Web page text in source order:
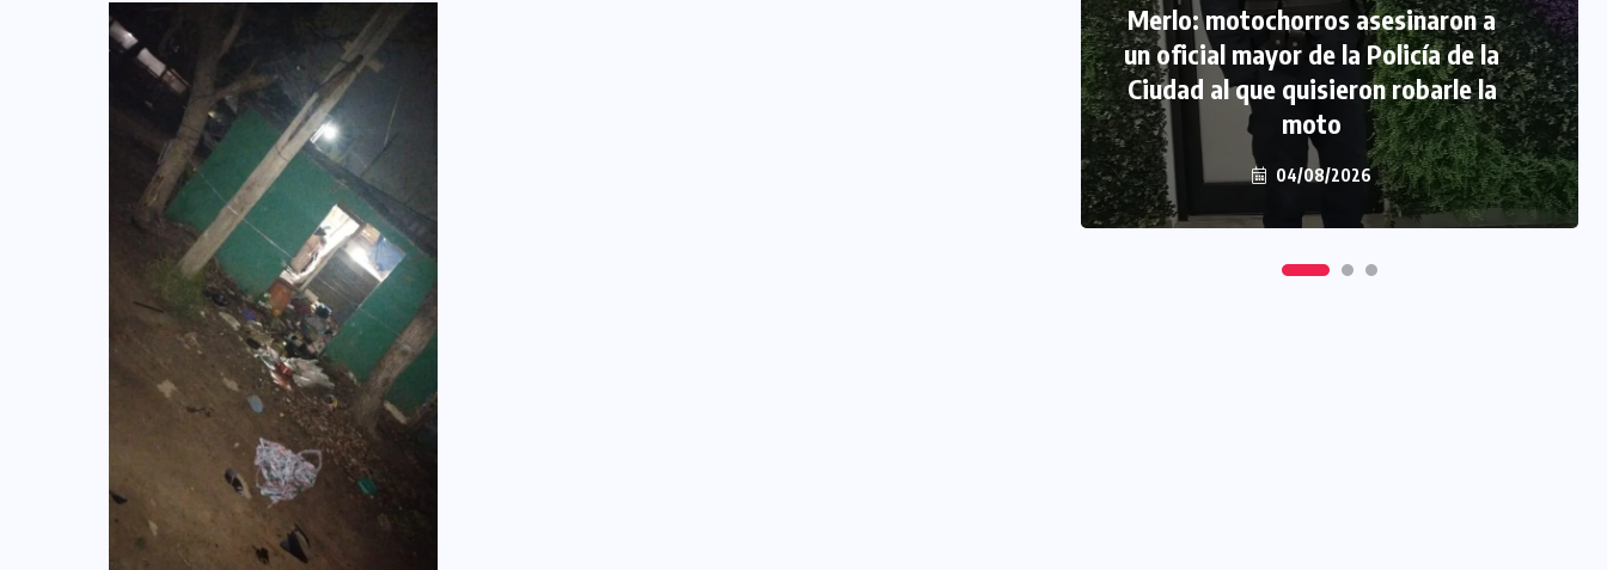
Merlo: cayó un exgendarme
señalado como sicario del
comerciante chino asesinado en
Carapachay
03/08/2026
Merlo: motochorros asesinaron a
un oficial mayor de la Policía de la
Ciudad al que quisieron robarle la
moto
04/08/2026
Morón: se negó a declarar la
funcionaria narco y seguirá
detenida camino a prisión
preventiva
04/08/2026